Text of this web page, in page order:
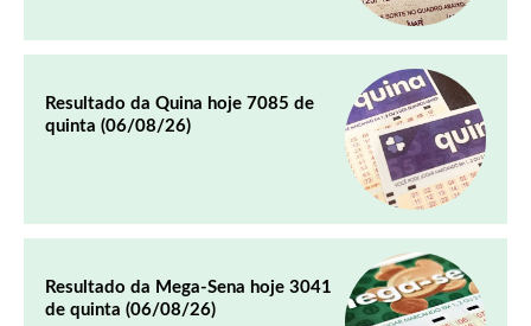
Resultado da Quina hoje 7085 de
quinta (06/08/26)
Resultado da Mega-Sena hoje 3041
de quinta (06/08/26)